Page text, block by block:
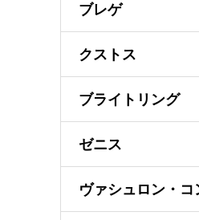
ブレゲ
クストス
ブライトリング
ゼニス
ヴァシュロン・